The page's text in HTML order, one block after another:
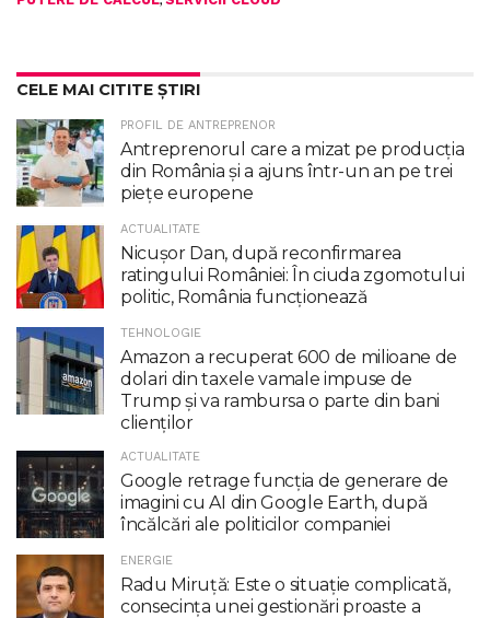
CELE MAI CITITE ȘTIRI
PROFIL DE ANTREPRENOR
Antreprenorul care a mizat pe producția
din România și a ajuns într-un an pe trei
piețe europene
ACTUALITATE
Nicuşor Dan, după reconfirmarea
ratingului României: În ciuda zgomotului
politic, România funcţionează
TEHNOLOGIE
Amazon a recuperat 600 de milioane de
dolari din taxele vamale impuse de
Trump şi va rambursa o parte din bani
clienţilor
ACTUALITATE
Google retrage funcţia de generare de
imagini cu AI din Google Earth, după
încălcări ale politicilor companiei
ENERGIE
Radu Miruţă: Este o situaţie complicată,
consecinţa unei gestionări proaste a